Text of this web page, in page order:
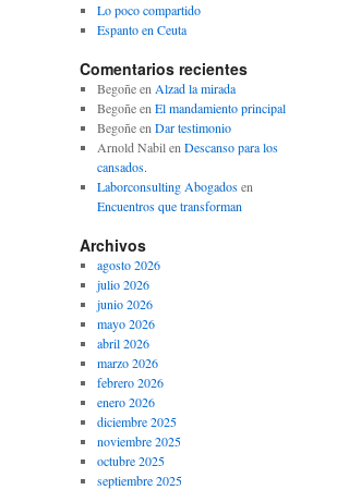
Lo poco compartido
Espanto en Ceuta
Comentarios recientes
Begoñeen Alzad la mirada
Begoñeen El mandamiento principal
Begoñeen Dar testimonio
Arnold Nabilen Descanso para los
cansados.
Laborconsulting Abogadosen
Encuentros que transforman
Archivos
agosto 2026
julio 2026
junio 2026
mayo 2026
abril 2026
marzo 2026
febrero 2026
enero 2026
diciembre 2025
noviembre 2025
octubre 2025
septiembre 2025